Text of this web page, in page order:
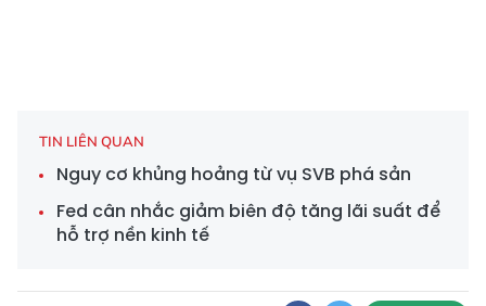
TIN LIÊN QUAN
Nguy cơ khủng hoảng từ vụ SVB phá sản
Fed cân nhắc giảm biên độ tăng lãi suất để
hỗ trợ nền kinh tế